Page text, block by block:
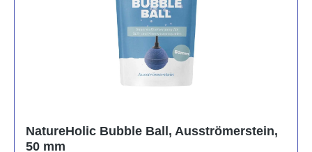
NatureHolic Bubble Ball, Ausströmerstein,
50 mm